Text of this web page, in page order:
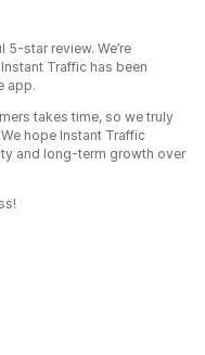
star review. We’re
Traffic has been
app.
takes time, so we truly
hope Instant Traffic
and long-term growth over